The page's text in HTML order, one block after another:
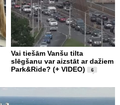
Vai tiešām Vanšu tilta
slēgšanu var aizstāt ar dažiem
Park&Ride? (+ VIDEO)
6